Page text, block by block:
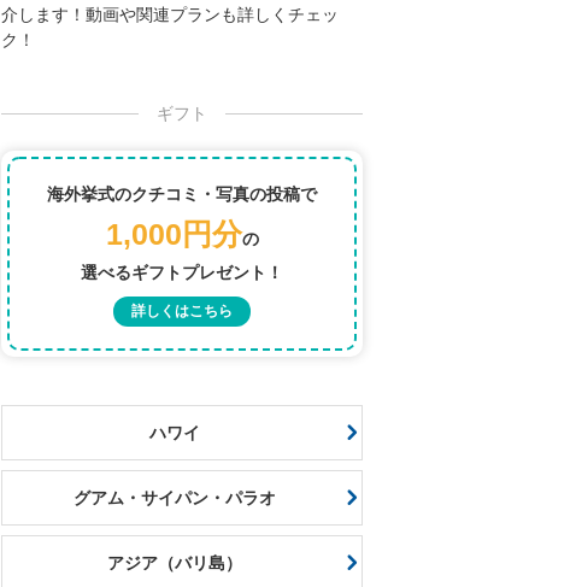
介します！動画や関連プランも詳しくチェッ
ク！
ギフト
海外挙式のクチコミ・写真の投稿で
1,000円分の
選べるギフトプレゼント！
詳しくはこちら
ハワイ
グアム・サイパン・パラオ
アジア（バリ島）